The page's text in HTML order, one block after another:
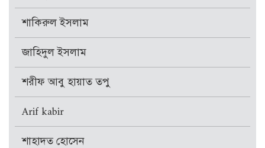
শাকিরুল ইসলাম
জাহিদুল ইসলাম
শরীফ আবু হায়াত তপু
Arif kabir
শাহাদত হোসেন